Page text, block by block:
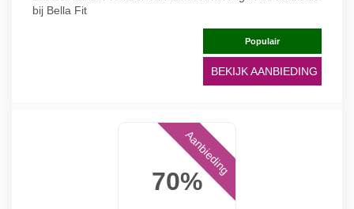
bij Bella Fit
Populair
BEKIJK AANBIEDING
70%
Aanbieding